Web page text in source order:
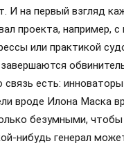
И на первый взгляд
проекта, например, с
или практикой
связь есть:
вроде Илона Маска
безумными,
нибудь генерал